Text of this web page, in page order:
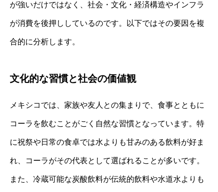
が強いだけではなく、社会・文化・経済構造やインフラ
が消費を後押ししているのです。以下ではその要因を複
合的に分析します。
文化的な習慣と社会の価値観
メキシコでは、家族や友人との集まりで、食事とともに
コーラを飲むことがごく自然な習慣となっています。特
に祝祭や日常の食卓では水よりも甘みのある飲料が好ま
れ、コーラがその代表として選ばれることが多いです。
また、冷蔵可能な炭酸飲料が伝統的飲料や水道水よりも